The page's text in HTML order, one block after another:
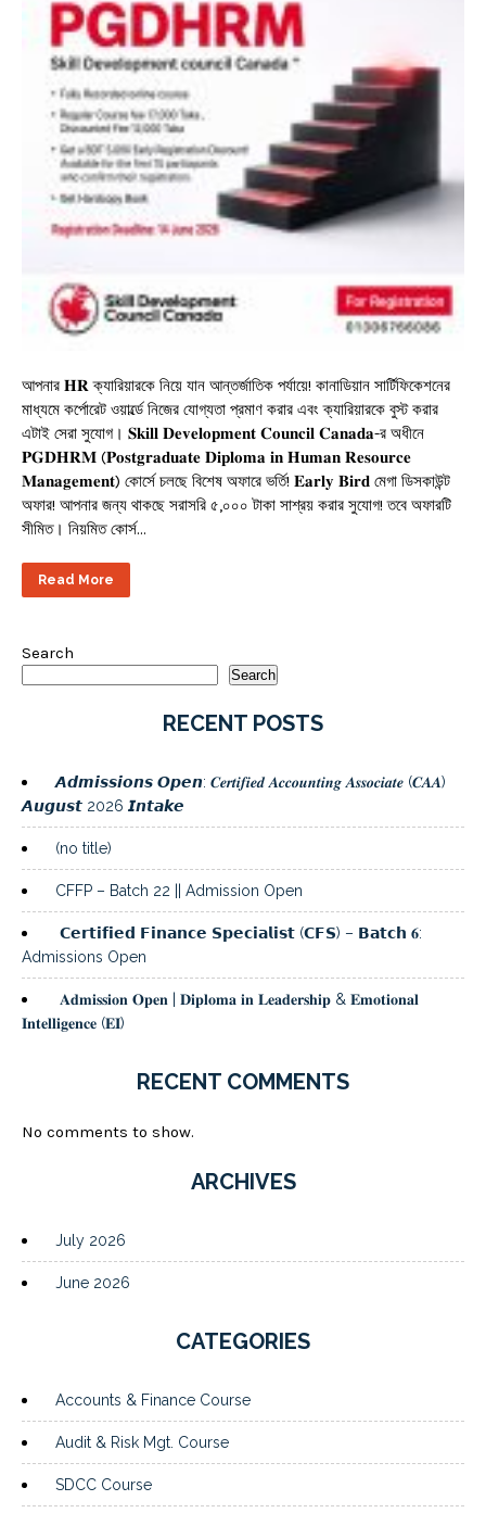
আপনার 𝐇𝐑 ক্যারিয়ারকে নিয়ে যান আন্তর্জাতিক পর্যায়ে! কানাডিয়ান সার্টিফিকেশনের
মাধ্যমে কর্পোরেট ওয়ার্ল্ডে নিজের যোগ্যতা প্রমাণ করার এবং ক্যারিয়ারকে বুস্ট করার
এটাই সেরা সুযোগ। 𝐒𝐤𝐢𝐥𝐥 𝐃𝐞𝐯𝐞𝐥𝐨𝐩𝐦𝐞𝐧𝐭 𝐂𝐨𝐮𝐧𝐜𝐢𝐥 𝐂𝐚𝐧𝐚𝐝𝐚-র অধীনে
𝐏𝐆𝐃𝐇𝐑𝐌 (𝐏𝐨𝐬𝐭𝐠𝐫𝐚𝐝𝐮𝐚𝐭𝐞 𝐃𝐢𝐩𝐥𝐨𝐦𝐚 𝐢𝐧 𝐇𝐮𝐦𝐚𝐧 𝐑𝐞𝐬𝐨𝐮𝐫𝐜𝐞
𝐌𝐚𝐧𝐚𝐠𝐞𝐦𝐞𝐧𝐭) কোর্সে চলছে বিশেষ অফারে ভর্তি! 𝐄𝐚𝐫𝐥𝐲 𝐁𝐢𝐫𝐝 মেগা ডিসকাউন্ট
অফার! আপনার জন্য থাকছে সরাসরি ৫,০০০ টাকা সাশ্রয় করার সুযোগ! তবে অফারটি
সীমিত। নিয়মিত কোর্স…
Read More
Search
Search
RECENT POSTS
𝘼𝙙𝙢𝙞𝙨𝙨𝙞𝙤𝙣𝙨 𝙊𝙥𝙚𝙣: 𝑪𝒆𝒓𝒕𝒊𝒇𝒊𝒆𝒅 𝑨𝒄𝒄𝒐𝒖𝒏𝒕𝒊𝒏𝒈 𝑨𝒔𝒔𝒐𝒄𝒊𝒂𝒕𝒆 (𝑪𝑨𝑨)
𝘼𝙪𝙜𝙪𝙨𝙩 2026 𝙄𝙣𝙩𝙖𝙠𝙚
(no title)
CFFP – Batch 22 || Admission Open
𝗖𝗲𝗿𝘁𝗶𝗳𝗶𝗲𝗱 𝗙𝗶𝗻𝗮𝗻𝗰𝗲 𝗦𝗽𝗲𝗰𝗶𝗮𝗹𝗶𝘀𝘁 (𝗖𝗙𝗦) – 𝗕𝗮𝘁𝗰𝗵 𝟔:
Admissions Open
𝐀𝐝𝐦𝐢𝐬𝐬𝐢𝐨𝐧 𝐎𝐩𝐞𝐧 | 𝐃𝐢𝐩𝐥𝐨𝐦𝐚 𝐢𝐧 𝐋𝐞𝐚𝐝𝐞𝐫𝐬𝐡𝐢𝐩 & 𝐄𝐦𝐨𝐭𝐢𝐨𝐧𝐚𝐥
𝐈𝐧𝐭𝐞𝐥𝐥𝐢𝐠𝐞𝐧𝐜𝐞 (𝐄𝐈)
RECENT COMMENTS
No comments to show.
ARCHIVES
July 2026
June 2026
CATEGORIES
Accounts & Finance Course
Audit & Risk Mgt. Course
SDCC Course